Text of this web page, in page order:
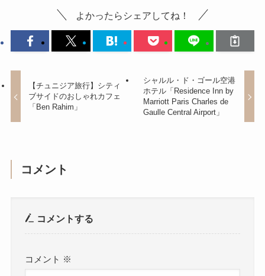
よかったらシェアしてね！
【チュニジア旅行】シティ
ブサイドのおしゃれカフェ
「Ben Rahim」
シャルル・ド・ゴール空港
ホテル「Residence Inn by
Marriott Paris Charles de
Gaulle Central Airport」
コメント
コメントする
コメント ※